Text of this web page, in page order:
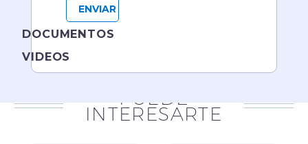
VIDEOS
DOCUMENTOS
PUEDE
INTERESARTE